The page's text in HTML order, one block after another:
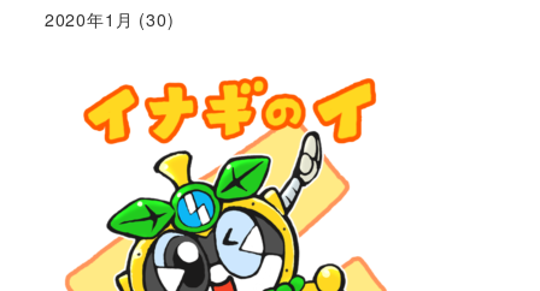
2020年1月 (30)